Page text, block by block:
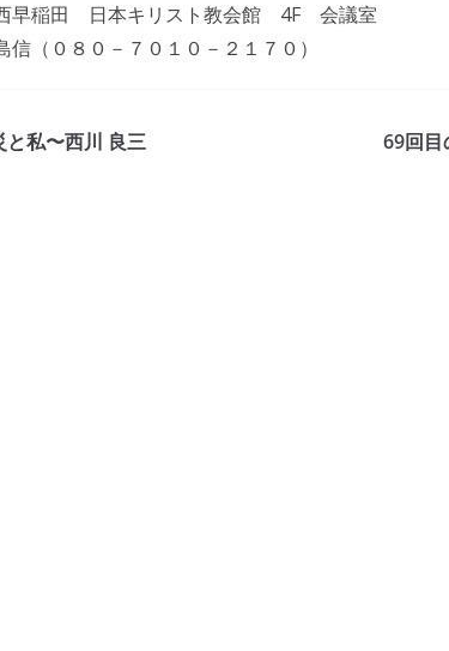
早稲田 日本キリスト教会館 4F 会議室
信（０８０－７０１０－２１７０）
と私〜西川 良三
69回目